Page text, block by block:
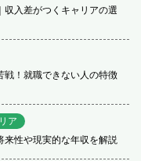
収入差がつくキャリアの選
戦！就職できない人の特徴
ア
来性や現実的な年収を解説